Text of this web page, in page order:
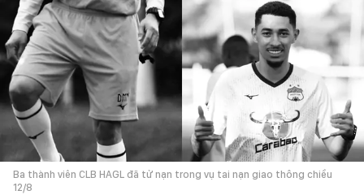
Ba thành viên CLB HAGL đã tử nạn trong vụ tai nạn giao thông chiều
12/8